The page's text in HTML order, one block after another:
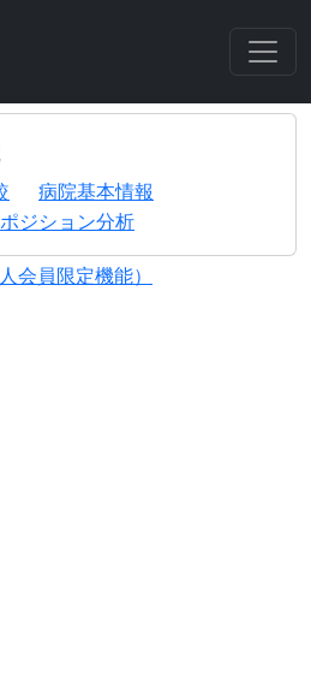
病院基本情報
ポジション分析
会員限定機能）